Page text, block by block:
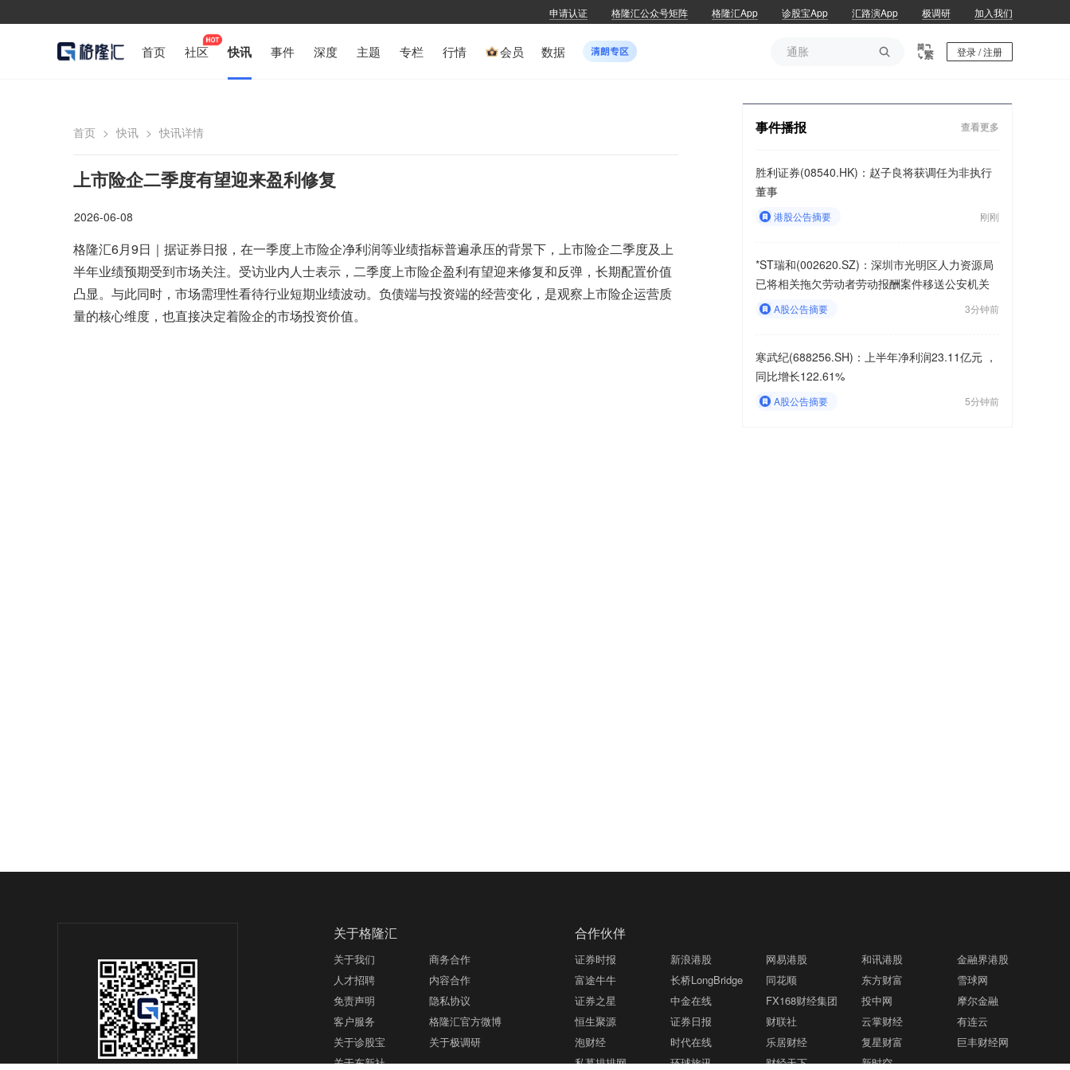
申请认证 格隆汇公众号矩阵 格隆汇App 诊股宝App 汇路演App 极调研 加入我们
首页 社区 快讯 事件 深度 主题 专栏 行情 会员 数据 
通胀
登录 / 注册
首页 > 快讯 > 快讯详情
上市险企二季度有望迎来盈利修复
2026-06-08
格隆汇6月9日｜据证券日报，在一季度上市险企净利润等业绩指标普遍承压的背景下，上市险企二季度及上
半年业绩预期受到市场关注。受访业内人士表示，二季度上市险企盈利有望迎来修复和反弹，长期配置价值
凸显。与此同时，市场需理性看待行业短期业绩波动。负债端与投资端的经营变化，是观察上市险企运营质
量的核心维度，也直接决定着险企的市场投资价值。
事件播报 查看更多
胜利证券(08540.HK)：赵子良将获调任为非执行
董事
港股公告摘要 刚刚
*ST瑞和(002620.SZ)：深圳市光明区人力资源局
已将相关拖欠劳动者劳动报酬案件移送公安机关
A股公告摘要 3分钟前
寒武纪(688256.SH)：上半年净利润23.11亿元 ，
同比增长122.61%
A股公告摘要 5分钟前
关于格隆汇
关于我们
商务合作
人才招聘
内容合作
免责声明
隐私协议
客户服务
格隆汇官方微博
关于诊股宝
关于极调研
关于东新社
合作伙伴
证券时报 新浪港股 网易港股 和讯港股
金融界港股
富途牛牛
长桥LongBridge 同花顺 东方财富
雪球网
证券之星
中金在线 FX168财经集团 投中网
摩尔金融
恒生聚源
证券日报 财联社 云掌财经
有连云
泡财经
时代在线 乐居财经 复星财富
巨丰财经网
私募排排网
环球旅讯 财经天下 新时空